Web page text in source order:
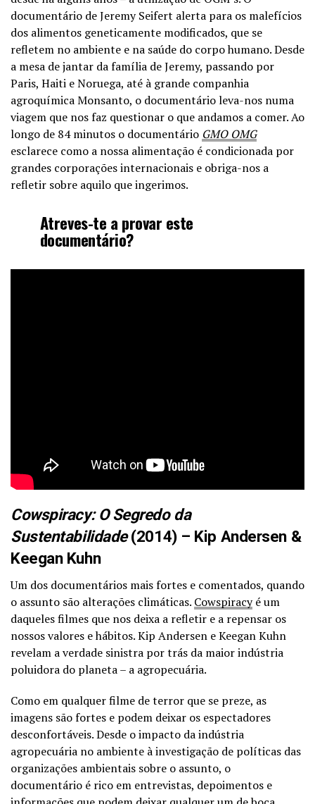
documentário de Jeremy Seifert alerta para os malefícios
dos alimentos geneticamente modificados, que se
refletem no ambiente e na saúde do corpo humano. Desde
a mesa de jantar da família de Jeremy, passando por
Paris, Haiti e Noruega, até à grande companhia
agroquímica Monsanto, o documentário leva-nos numa
viagem que nos faz questionar o que andamos a comer. Ao
longo de 84 minutos o documentário GMO OMG
esclarece como a nossa alimentação é condicionada por
grandes corporações internacionais e obriga-nos a
refletir sobre aquilo que ingerimos.
Atreves-te a provar este
documentário?
Cowspiracy: O Segredo da
Sustentabilidade(2014) – Kip Andersen &
Keegan Kuhn
Um dos documentários mais fortes e comentados, quando
o assunto são alterações climáticas. Cowspiracyé um
daqueles filmes que nos deixa a refletir e a repensar os
nossos valores e hábitos. Kip Andersen e Keegan Kuhn
revelam a verdade sinistra por trás da maior indústria
poluidora do planeta – a agropecuária.
Como em qualquer filme de terror que se preze, as
imagens são fortes e podem deixar os espectadores
desconfortáveis. Desde o impacto da indústria
agropecuária no ambiente à investigação de políticas das
organizações ambientais sobre o assunto, o
documentário é rico em entrevistas, depoimentos e